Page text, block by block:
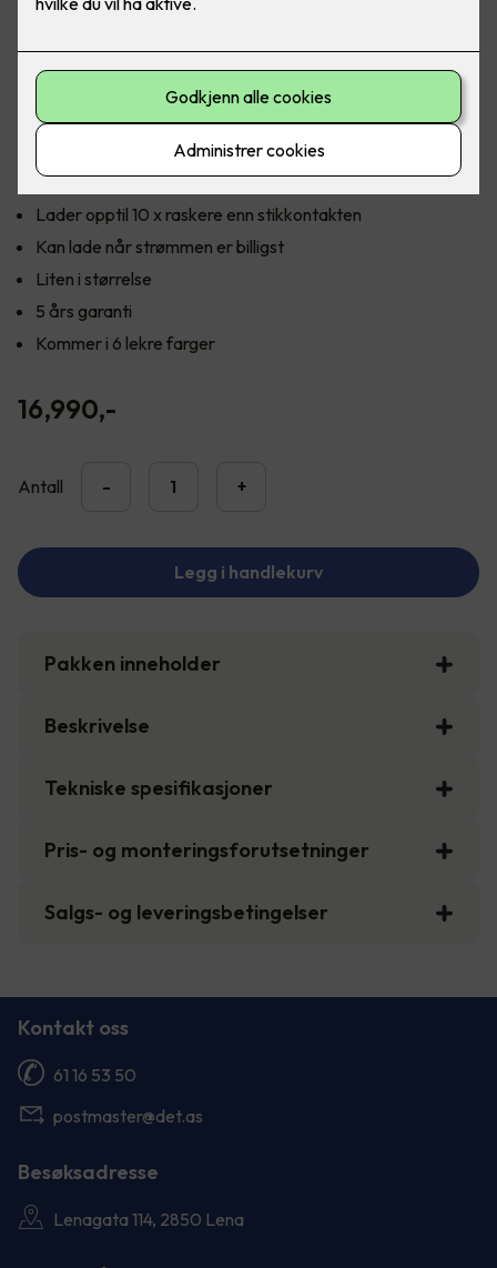
ladeboks for enebolig og hytte, og med smartladingen Eco
Mode får du lade når strømprisen er på sitt billigste i løpet av
døgnet. Lad hjemme, når det passer deg.
Fordeler med Zaptec Go:
Lader opptil 10 x raskere enn stikkontakten
Kan lade når strømmen er billigst
Liten i størrelse
5 års garanti
Kommer i 6 lekre farger
16,990,-
Antall - +
Legg i handlekurv
Pakken inneholder
Beskrivelse
Tekniske spesifikasjoner
Pris- og monteringsforutsetninger
Salgs- og leveringsbetingelser
Kontakt oss
61 16 53 50
postmaster@det.as
Besøksadresse
Lenagata 114, 2850 Lena